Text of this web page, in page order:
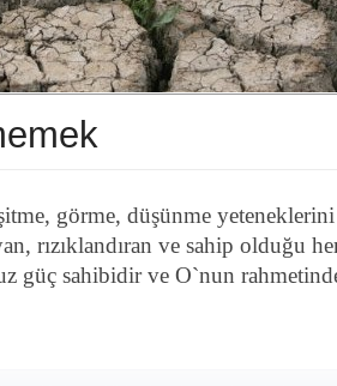
görme, düşünme
rızıklandıran ve sahip olduğu
güç sahibidir ve O`nun